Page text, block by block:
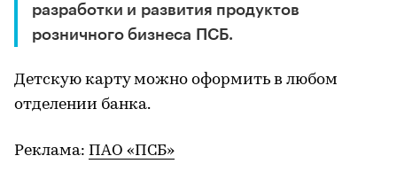
разработки и развития продуктов
розничного бизнеса ПСБ.
Детскую карту можно оформить в любом
отделении банка.
Реклама: ПАО «ПСБ»